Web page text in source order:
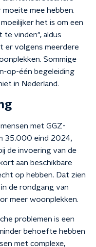
mee hebben.
het is om een
te vinden", aldus
er volgens meerdere
Sommige
op-één begeleiding
in Nederland.
met GGZ-
35.000 eind 2024,
de invoering van de
aan beschikbare
op hebben. Dat zien
de rondgang van
meer woonplekken.
problemen is een
behoefte hebben
met complexe,